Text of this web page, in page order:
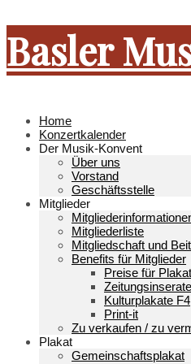
Basler
Home
Konzertkalender
Der Musik-Konvent
Über uns
Vorstand
Geschäftsstelle
Mitglieder
Mitgliederliste
Mitgliedschaft und
Benefits für Mitglieder
Preise für
Zeitungsinserate
Kulturplakate F4
Print-it
Zu verkaufen / zu
Plakat
Gemeinschaftsplakat